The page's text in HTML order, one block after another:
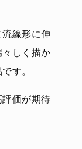
線形に伸
しく描か
す。
価が期待